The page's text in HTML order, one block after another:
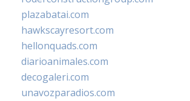
plazabatai.com
hawkscayresort.com
hellonquads.com
diarioanimales.com
decogaleri.com
unavozparadios.com